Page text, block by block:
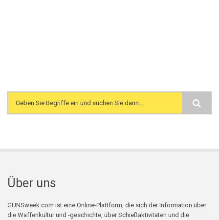
Search form
Über uns
GUNSweek.com ist eine Online-Plattform, die sich der Information über
die Waffenkultur und -geschichte, über Schießaktivitäten und die